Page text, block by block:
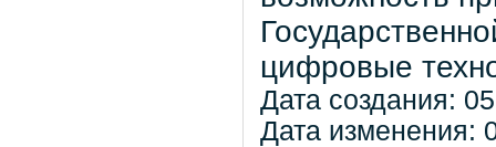
цифровые
Дата создания:
Дата изменения: